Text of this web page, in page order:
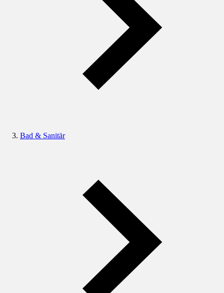
Bad & Sanitär